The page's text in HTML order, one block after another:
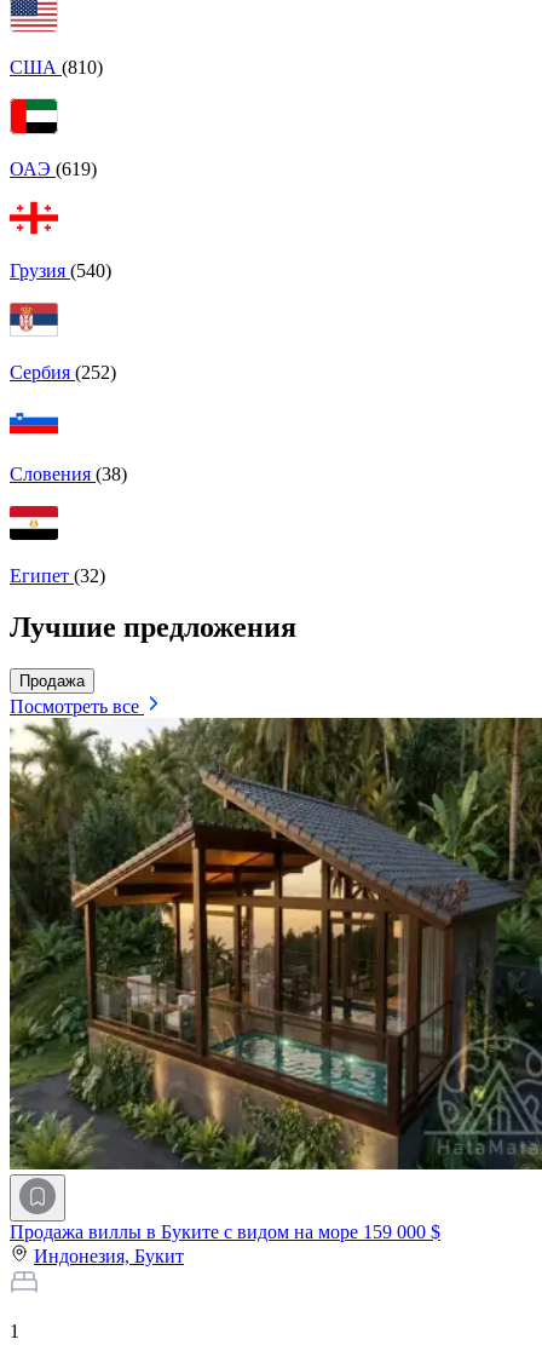
США (810)
ОАЭ (619)
Грузия (540)
Сербия (252)
Словения (38)
Египет (32)
Лучшие предложения
Продажа
Посмотреть все
Продажа виллы в Буките с видом на море 159 000 $
Индонезия, Букит
1